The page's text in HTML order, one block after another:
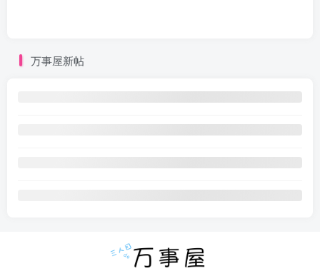
万事屋新帖